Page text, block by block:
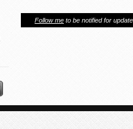
Follow me to be notified for